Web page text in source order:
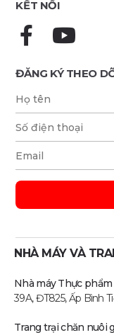
KẾT NỐI
ĐĂNG KÝ THEO
NHÀ MÁY VÀ
Nhà máy Thực
39A, ĐT825, Ấp Bình
Trang trại chăn nuôi